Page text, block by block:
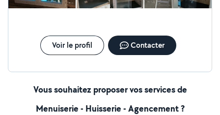
Voir le profil Contacter
Vous souhaitez proposer vos services de
Menuiserie - Huisserie - Agencement ?